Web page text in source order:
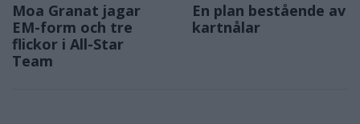
Moa Granat jagar
EM-form och tre
flickor i All-Star
Team
En plan bestående av
kartnålar